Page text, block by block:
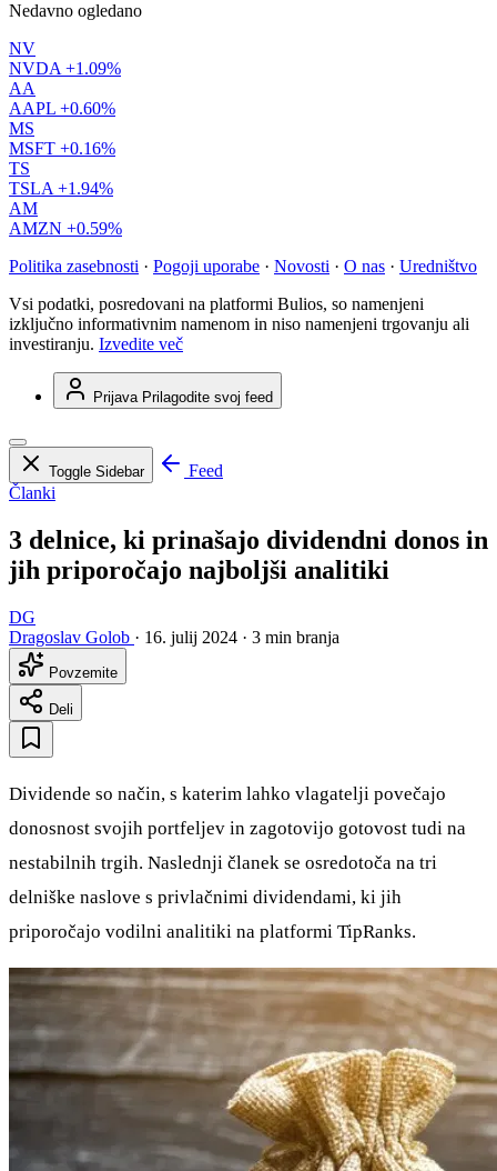
Nedavno ogledano
NV
NVDA +1.09%
AA
AAPL +0.60%
MS
MSFT +0.16%
TS
TSLA +1.94%
AM
AMZN +0.59%
Politika zasebnosti · Pogoji uporabe · Novosti · O nas · Uredništvo
Vsi podatki, posredovani na platformi Bulios, so namenjeni
izključno informativnim namenom in niso namenjeni trgovanju ali
investiranju. Izvedite več
Prijava Prilagodite svoj feed
Toggle Sidebar
Feed
Članki
3 delnice, ki prinašajo dividendni donos in
jih priporočajo najboljši analitiki
DG
Dragoslav Golob · 16. julij 2024 · 3 min branja
Povzemite
Deli
Dividende so način, s katerim lahko vlagatelji povečajo
donosnost svojih portfeljev in zagotovijo gotovost tudi na
nestabilnih trgih. Naslednji članek se osredotoča na tri
delniške naslove s privlačnimi dividendami, ki jih
priporočajo vodilni analitiki na platformi TipRanks.